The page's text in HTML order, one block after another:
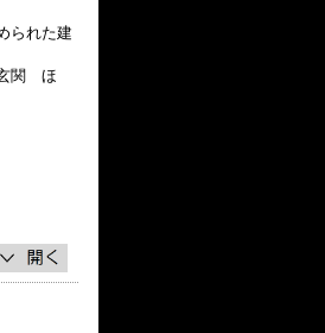
られた建
玄関 ほ